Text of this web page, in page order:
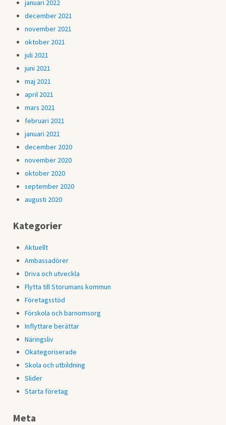
januari 2022
december 2021
november 2021
oktober 2021
juli 2021
juni 2021
maj 2021
april 2021
mars 2021
februari 2021
januari 2021
december 2020
november 2020
oktober 2020
september 2020
augusti 2020
Kategorier
Aktuellt
Ambassadörer
Driva och utveckla
Flytta till Storumans kommun
Företagsstöd
Förskola och barnomsorg
Inflyttare berättar
Näringsliv
Okategoriserade
Skola och utbildning
Slider
Starta företag
Meta